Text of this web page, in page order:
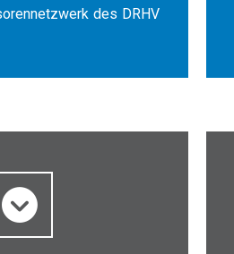
des DRHV